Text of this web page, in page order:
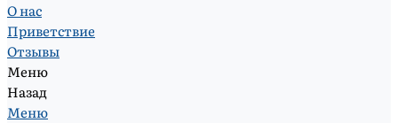
О нас
Приветствие
Отзывы
Меню
Назад
Меню